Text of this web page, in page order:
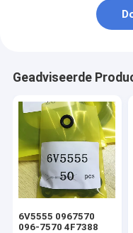
Geadviseerde
6V5555 0967570
096-7570 4F7388